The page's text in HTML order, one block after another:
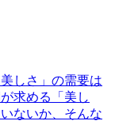
しさ」の需要は
求める「美し
ないか、そんな